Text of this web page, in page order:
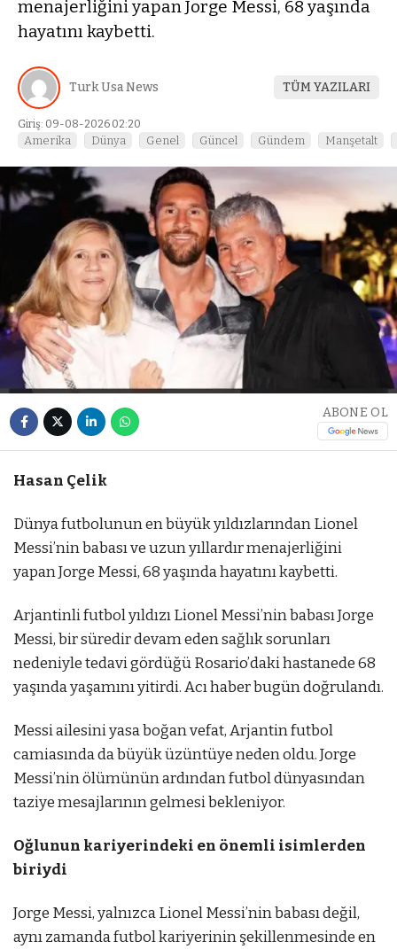
menajerliğini yapan Jorge Messi, 68 yaşında
hayatını kaybetti.
Turk Usa News TÜM YAZILARI
Giriş: 09-08-2026 02:20
Amerika Dünya Genel Güncel Gündem Manşetalt
ABONE OL
Hasan Çelik
Dünya futbolunun en büyük yıldızlarından Lionel
Messi’nin babası ve uzun yıllardır menajerliğini
yapan Jorge Messi, 68 yaşında hayatını kaybetti.
Arjantinli futbol yıldızı Lionel Messi’nin babası Jorge
Messi, bir süredir devam eden sağlık sorunları
nedeniyle tedavi gördüğü Rosario’daki hastanede 68
yaşında yaşamını yitirdi. Acı haber bugün doğrulandı.
Messi ailesini yasa boğan vefat, Arjantin futbol
camiasında da büyük üzüntüye neden oldu. Jorge
Messi’nin ölümünün ardından futbol dünyasından
taziye mesajlarının gelmesi bekleniyor.
Oğlunun kariyerindeki en önemli isimlerden
biriydi
Jorge Messi, yalnızca Lionel Messi’nin babası değil,
aynı zamanda futbol kariyerinin şekillenmesinde en